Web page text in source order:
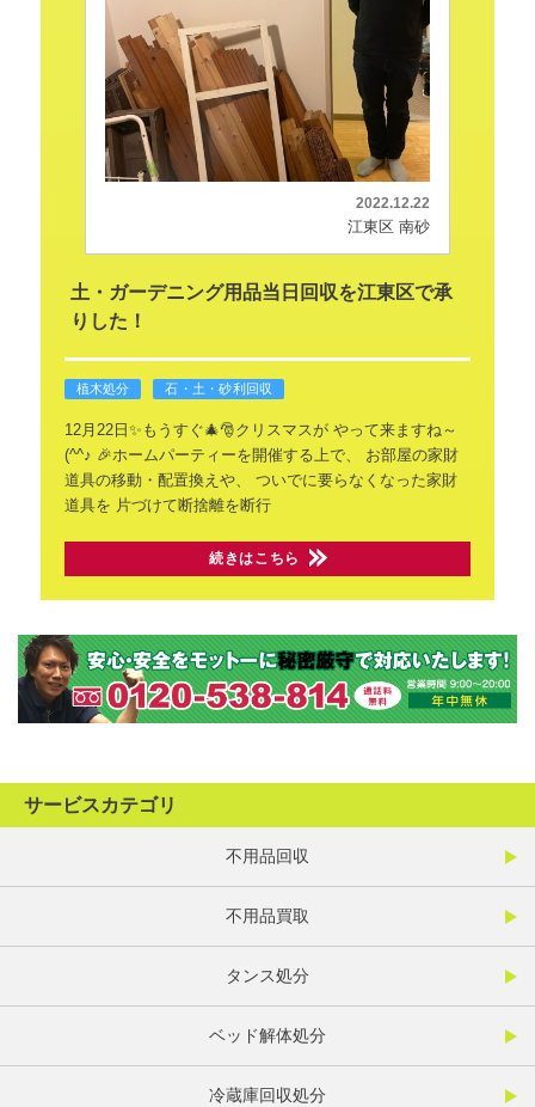
2022.12.22
江東区 南砂
土・ガーデニング用品当日回収を江東区で承
りした！
植木処分 石・土・砂利回収
12月22日✨もうすぐ🎄🎅クリスマスがやって来ますね～
(^^♪ 🎉ホームパーティーを開催する上で、
お部屋の家財
道具の移動・配置換えや、
ついでに要らなくなった家財
道具を 片づけて断捨離を断行
続きはこちら
サービスカテゴリ
不用品回収
不用品買取
タンス処分
ベッド解体処分
冷蔵庫回収処分